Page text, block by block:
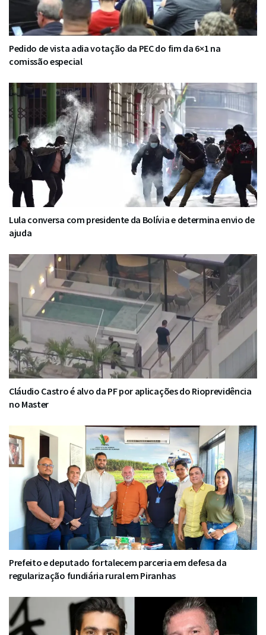
Pedido de vista adia votação da PEC do fim da 6×1 na
comissão especial
Lula conversa com presidente da Bolívia e determina envio de
ajuda
Cláudio Castro é alvo da PF por aplicações do Rioprevidência
no Master
Prefeito e deputado fortalecem parceria em defesa da
regularização fundiária rural em Piranhas